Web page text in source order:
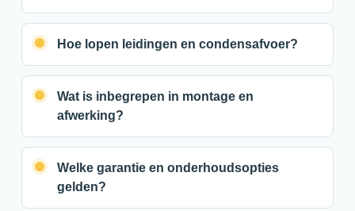
Hoe lopen leidingen en condensafvoer?
Wat is inbegrepen in montage en
afwerking?
Welke garantie en onderhoudsopties
gelden?